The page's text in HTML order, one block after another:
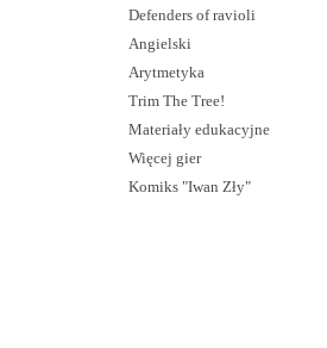
Defenders of ravioli
Angielski
Arytmetyka
Trim The Tree!
Materiały edukacyjne
Więcej gier
Komiks "Iwan Zły"